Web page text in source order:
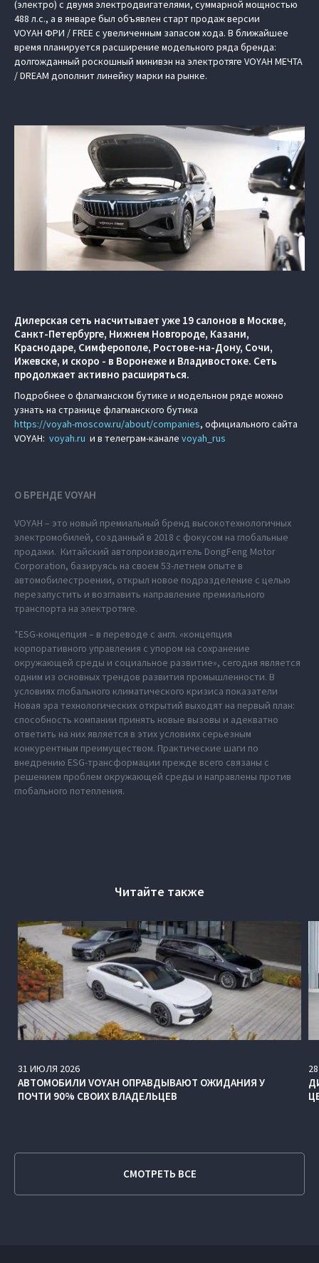
(электро) c двумя электродвигателями, суммарной мощностью
488 л.с., а в январе был объявлен старт продаж версии
VOYAH ФРИ / FREE с увеличенным запасом хода. В ближайшее
время планируется расширение модельного ряда бренда:
долгожданный роскошный минивэн на электротяге VOYAH МЕЧТА
/ DREAM дополнит линейку марки на рынке.
Дилерская сеть насчитывает уже 19 салонов в Москве,
Санкт-Петербурге, Нижнем Новгороде, Казани,
Краснодаре, Симферополе, Ростове-на-Дону, Сочи,
Ижевске, и скоро - в Воронеже и Владивостоке. Сеть
продолжает активно расширяться.
Подробнее о флагманском бутике и модельном ряде можно
узнать на странице флагманского бутика
https://voyah-moscow.ru/about/companies, официального сайта
VOYAH: voyah.ru и в телеграм-канале voyah_rus
О БРЕНДЕ VOYAH
VOYAH – это новый премиальный бренд высокотехнологичных
электромобилей, созданный в 2018 с фокусом на глобальные
продажи. Китайский автопроизводитель DongFeng Motor
Corporation, базируясь на своем 53-летнем опыте в
автомобилестроении, открыл новое подразделение с целью
перезапустить и возглавить направление премиального
транспорта на электротяге.
*ESG-концепция – в переводе с англ. «концепция
корпоративного управления с упором на сохранение
окружающей среды и социальное развитие», сегодня является
одним из основных трендов развития промышленности. В
условиях глобального климатического кризиса показатели
Новая эра технологических открытий выходят на первый план:
способность компании принять новые вызовы и адекватно
ответить на них является в этих условиях серьезным
конкурентным преимуществом. Практические шаги по
внедрению ESG-трансформации прежде всего связаны с
решением проблем окружающей среды и направлены против
глобального потепления.
Читайте также
31 ИЮЛЯ 2026
АВТОМОБИЛИ VOYAH ОПРАВДЫВАЮТ ОЖИДАНИЯ У
ПОЧТИ 90% СВОИХ ВЛАДЕЛЬЦЕВ
28
СМОТРЕТЬ ВСЕ